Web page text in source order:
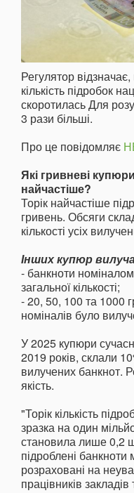
Регулятор
кількість підробок
скоротилась Для
3 рази більші.
Про це повідомляє
Які гривневі
найчастіше?
Торік найчастіше
гривень. Обсяги
кількості усіх
Інших купюр
- банкноти
загальної кількості;
- 20, 50, 100 та 1000
номіналів було
У 2025 купюри
2019 років, склали
вилучених банкнот.
якість.
"Торік кількість
зразка на один
становила лише 0,2
підроблені банкноти
розраховані на
працівників